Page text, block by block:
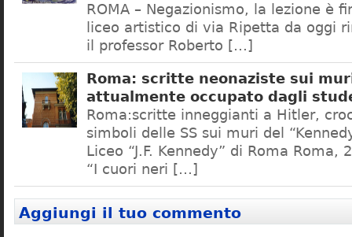
ROMA – Negazionismo, la lezione è
liceo artistico di via Ripetta da oggi
il professor Roberto […]
Roma: scritte neonaziste sui
attualmente occupato dagli
Roma:scritte inneggianti a Hitler,
simboli delle SS sui muri del
Liceo “J.F. Kennedy” di Roma Roma,
“I cuori neri […]
Aggiungi il tuo commento